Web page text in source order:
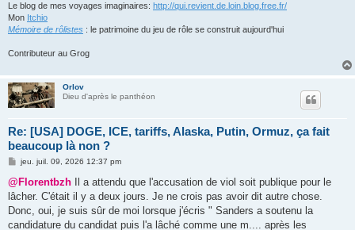
Le blog de mes voyages imaginaires: http://qui.revient.de.loin.blog.free.fr/
Mon Itchio
Mémoire de rôlistes : le patrimoine du jeu de rôle se construit aujourd'hui
Contributeur au Grog
Orlov
Dieu d'après le panthéon
Re: [USA] DOGE, ICE, tariffs, Alaska, Putin, Ormuz, ça fait
beaucoup là non ?
M
s
a
g
jeu. juil. 09, 2026 12:37 pm
@Florentbzh Il a attendu que l'accusation de viol soit publique pour le
lâcher. C'était il y a deux jours. Je ne crois pas avoir dit autre chose.
Donc, oui, je suis sûr de moi lorsque j'écris " Sanders a soutenu la
candidature du candidat puis l'a lâché comme une m.... après les